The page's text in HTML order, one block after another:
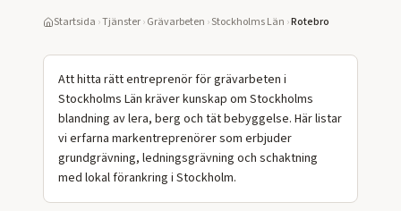
Startsida ›Tjänster›Grävarbeten ›Stockholms Län ›Rotebro
Att hitta rätt entreprenör för grävarbeten i
Stockholms Län kräver kunskap om Stockholms
blandning av lera, berg och tät bebyggelse. Här listar
vi erfarna markentreprenörer som erbjuder
grundgrävning, ledningsgrävning och schaktning
med lokal förankring i Stockholm.